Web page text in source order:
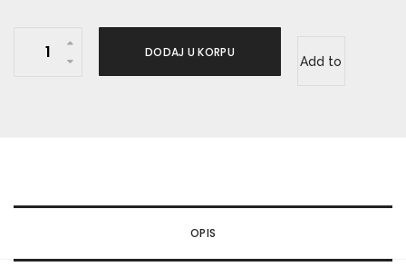
r
DODAJ U KORPU
Add to
OPIS